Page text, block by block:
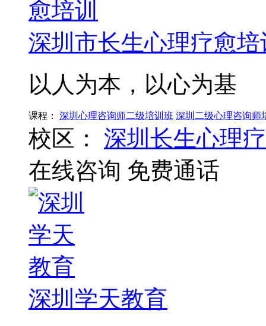
深圳市长生心理疗愈培
以人为本，以心为基
课程： 深圳心理咨询师二级培训班 深圳二级心理咨询师
校区：
深圳长生心理
在线咨询 免费通话
深圳学天教育